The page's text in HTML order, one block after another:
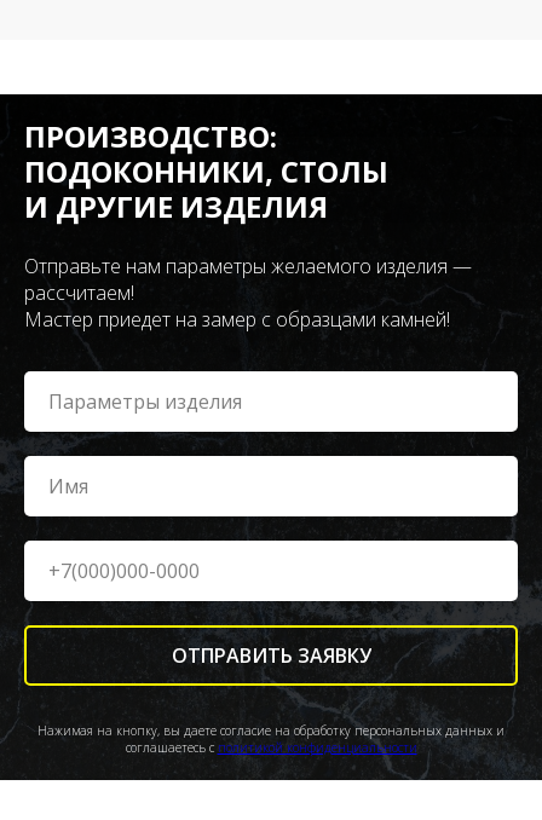
ПРОИЗВОДСТВО:
ПОДОКОННИКИ, СТОЛЫ
И ДРУГИЕ ИЗДЕЛИЯ
Отправьте нам параметры желаемого изделия —
рассчитаем!
Мастер приедет на замер с образцами камней!
ОТПРАВИТЬ ЗАЯВКУ
Нажимая на кнопку, вы даете согласие на обработку персональных данных и
соглашаетесь c политикой конфиденциальности